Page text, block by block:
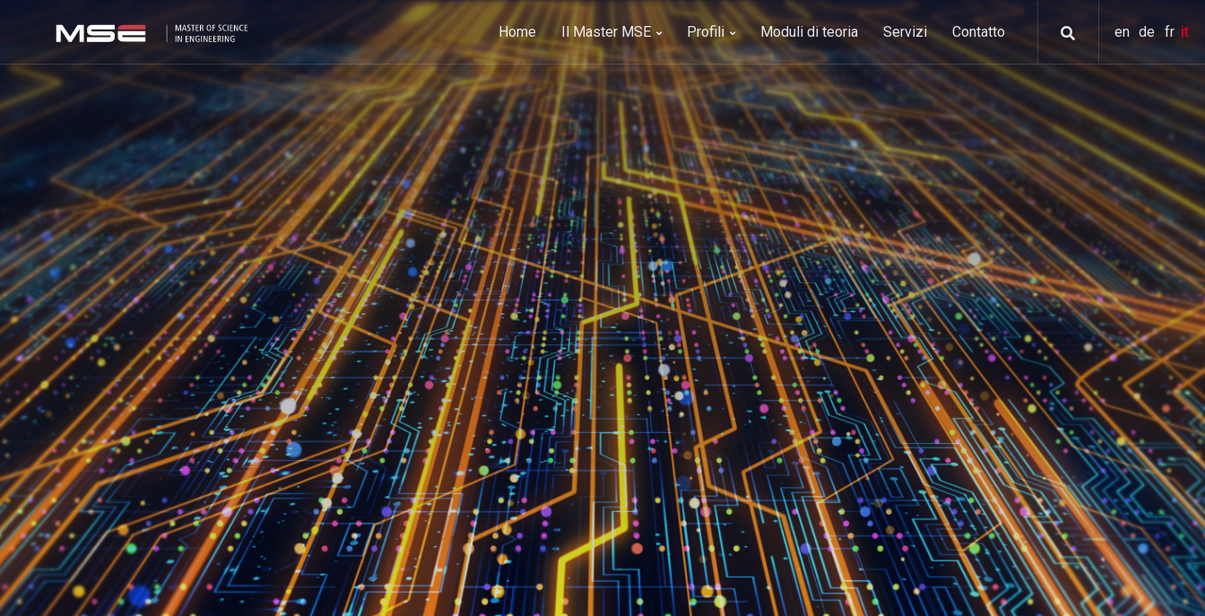
Home Il Master MSE Profili Moduli di teoria Servizi Contatto en de fr it